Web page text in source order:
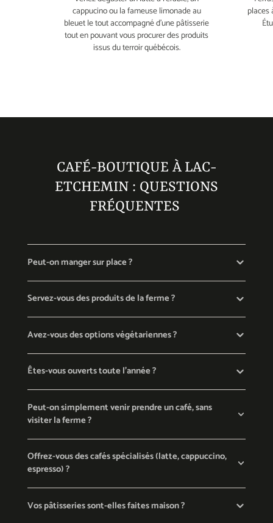
cappucino ou la fameuse limonade au
bleuet le tout accompagné d’une pâtisserie
tout en pouvant vous procurer des produits
issus du terroir québécois.
places
CAFÉ-BOUTIQUE À LAC-
ETCHEMIN : QUESTIONS
FRÉQUENTES
Peut-on manger sur place ?
Servez-vous des produits de la ferme ?
Avez-vous des options végétariennes ?
Êtes-vous ouverts toute l'année ?
Peut-on simplement venir prendre un café, sans
visiter la ferme ?
Offrez-vous des cafés spécialisés (latte, cappuccino,
espresso) ?
Vos pâtisseries sont-elles faites maison ?